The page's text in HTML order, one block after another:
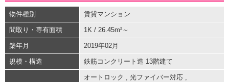
物件種別 賃貸マンション
間取り・専有面積 1K / 26.45m²～
築年月 2019年02月
規模・構造 鉄筋コンクリート造 13階建て
オートロック , 光ファイバー対応 ,